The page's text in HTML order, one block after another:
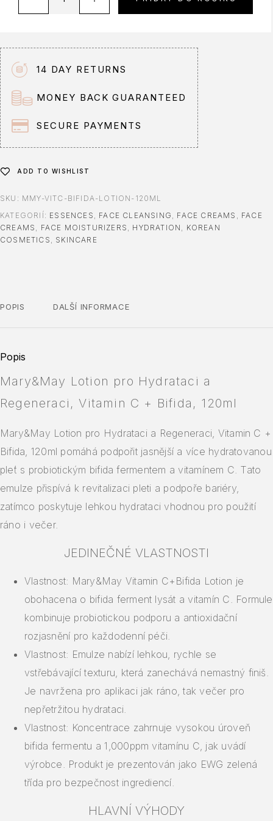
r
n
a
t
i
v
14 DAY RETURNS
MONEY BACK GUARANTEED
SECURE PAYMENTS
ADD TO WISHLIST
SKU: MMY-VITC-BIFIDA-LOTION-120ML
KATEGORIÍ: ESSENCES , FACE CLEANSING , FACE CREAMS , FACE
CREAMS , FACE MOISTURIZERS , HYDRATION , KOREAN
COSMETICS , SKINCARE
POPIS DALŠÍ INFORMACE
Popis
Mary&May Lotion pro Hydrataci a
Regeneraci, Vitamin C + Bifida, 120ml
Mary&May Lotion pro Hydrataci a Regeneraci, Vitamin C +
Bifida, 120ml pomáhá podpořit jasnější a více hydratovanou
pleť s probiotickým bifida fermentem a vitamínem C. Tato
emulze přispívá k revitalizaci pleti a podpoře bariéry,
zatímco poskytuje lehkou hydrataci vhodnou pro použití
ráno i večer.
JEDINEČNÉ VLASTNOSTI
Vlastnost: Mary&May Vitamin C+Bifida Lotion je
obohacena o bifida ferment lysát a vitamín C. Formule
kombinuje probiotickou podporu a antioxidační
rozjasnění pro každodenní péči.
Vlastnost: Emulze nabízí lehkou, rychle se
vstřebávající texturu, která zanechává nemastný finiš.
Je navržena pro aplikaci jak ráno, tak večer pro
nepřetržitou hydrataci.
Vlastnost: Koncentrace zahrnuje vysokou úroveň
bifida fermentu a 1,000ppm vitamínu C, jak uvádí
výrobce. Produkt je prezentován jako EWG zelená
třída pro bezpečnost ingrediencí.
HLAVNÍ VÝHODY